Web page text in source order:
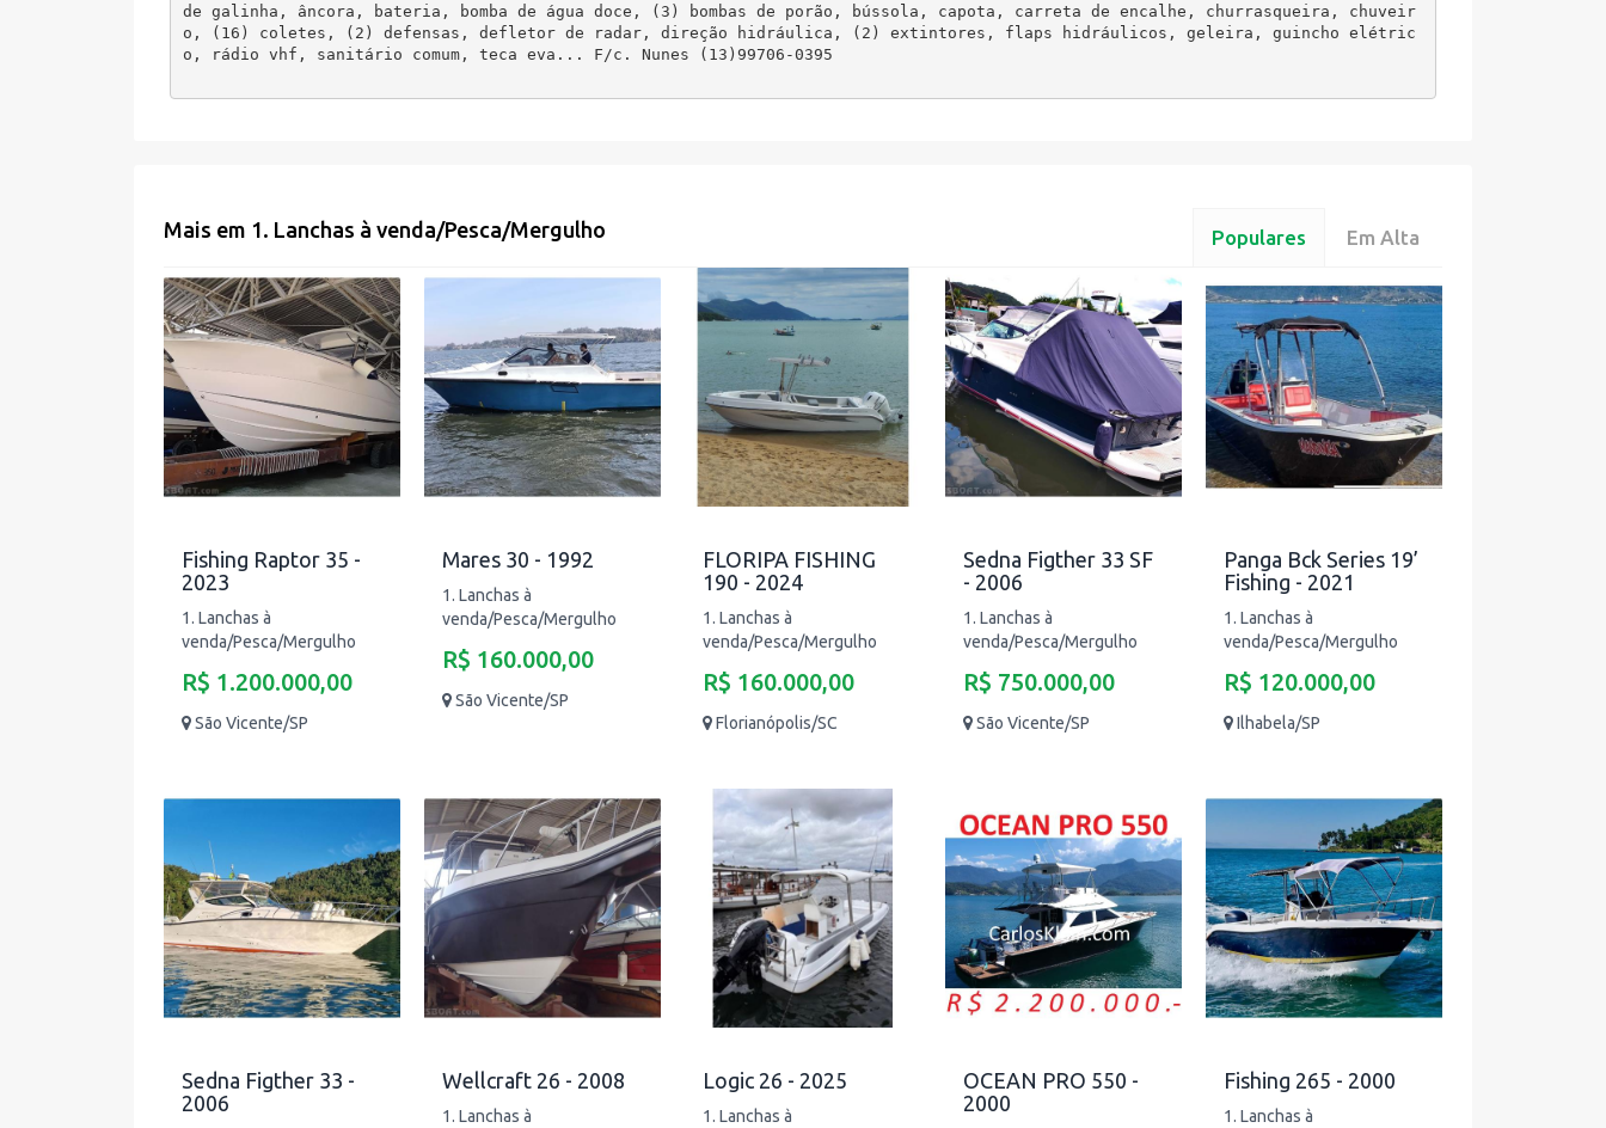
de galinha, âncora, bateria, bomba de água doce, (3) bombas de porão, bússola, capota, carreta de encalhe, churrasqueira, chuveir
o, (16) coletes, (2) defensas, defletor de radar, direção hidráulica, (2) extintores, flaps hidráulicos, geleira, guincho elétric
o, rádio vhf, sanitário comum, teca eva... F/c. Nunes (13)99706-0395
Mais em 1. Lanchas à venda/Pesca/Mergulho Populares Em Alta
Fishing Raptor 35 -
2023
1. Lanchas à
venda/Pesca/Mergulho
R$ 1.200.000,00
São Vicente/SP
Mares 30 - 1992
1. Lanchas à
venda/Pesca/Mergulho
R$ 160.000,00
São Vicente/SP
FLORIPA FISHING
190 - 2024
1. Lanchas à
venda/Pesca/Mergulho
R$ 160.000,00
Florianópolis/SC
Sedna Figther 33 SF
- 2006
1. Lanchas à
venda/Pesca/Mergulho
R$ 750.000,00
São Vicente/SP
Panga Bck Series 19’
Fishing - 2021
1. Lanchas à
venda/Pesca/Mergulho
R$ 120.000,00
Ilhabela/SP
Sedna Figther 33 -
2006
Wellcraft 26 - 2008
1. Lanchas à
Logic 26 - 2025
1. Lanchas à
OCEAN PRO 550 -
2000
Fishing 265 - 2000
1. Lanchas à